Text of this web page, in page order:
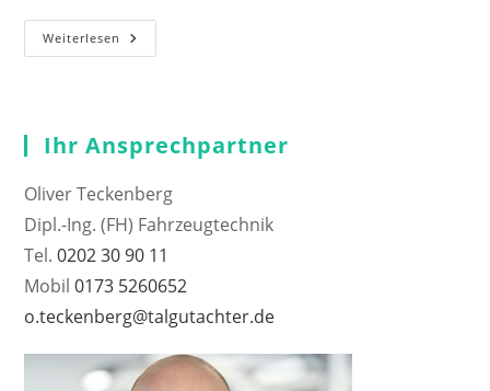
Weiterlesen Hallo
Welt!
Ihr Ansprechpartner
Oliver Teckenberg
Dipl.-Ing. (FH) Fahrzeugtechnik
Tel.0202 30 90 11
Mobil0173 5260652
o.teckenberg@talgutachter.de